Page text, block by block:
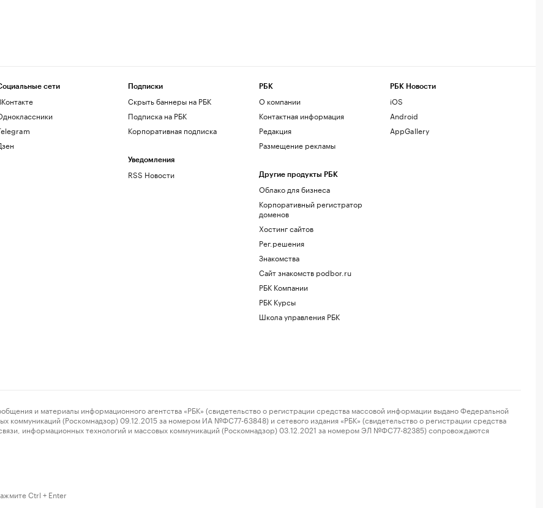
сети Подписки
Скрыть баннеры на РБК
Подписка на РБК
Корпоративная подписка
Уведомления
RSS Новости
РБК
О компании
Контактная информация
Редакция
Размещение рекламы
Другие продукты РБК
Облако для бизнеса
Корпоративный регистратор
доменов
Хостинг сайтов
Рег.решения
Знакомства
Сайт знакомств podbor.ru
РБК Компании
РБК Курсы
Школа управления РБК
РБК Новости
iOS
Android
AppGallery
и материалы информационного агентства «РБК» (свидетельство о регистрации средства массовой информации выдано Федеральной
коммуникаций (Роскомнадзор) 09.12.2015 за номером ИА №ФС77-63848) и сетевого издания «РБК» (свидетельство о регистрации средства
информационных технологий и массовых коммуникаций (Роскомнадзор) 03.12.2021 за номером ЭЛ №ФС77-82385) сопровождаются
Ctrl + Enter